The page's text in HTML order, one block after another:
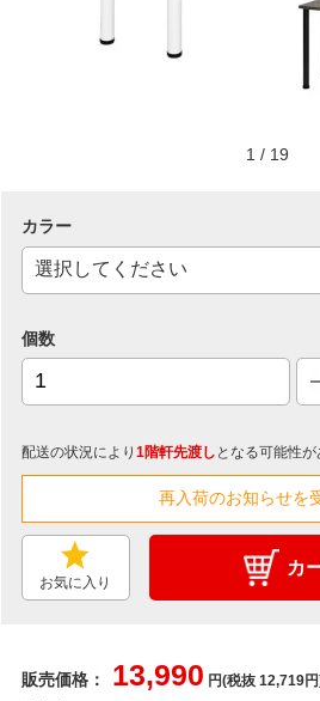
1 / 19
カラー
個数
配送の状況により 1階軒先渡し となる可能性が
お気に入り
カ
販売価格： 13,990 円(税抜 12,719